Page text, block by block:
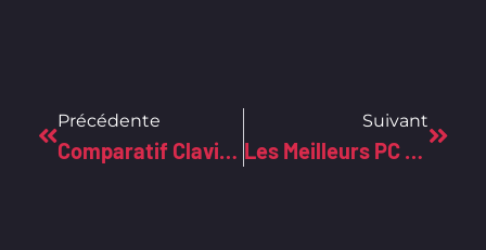
Précédente
Comparatif Claviers : Membrane Vs Mécanique, Lequel Choisir En 2023 ?
Suivant
Les Meilleurs PC Pour Jouer À Fortnite : Guide High-Tech Pour Gamers